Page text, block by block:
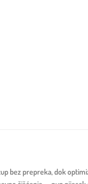
bez prepreka, dok